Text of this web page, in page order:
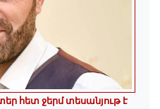
հետ ջերմ տեսանյութ է